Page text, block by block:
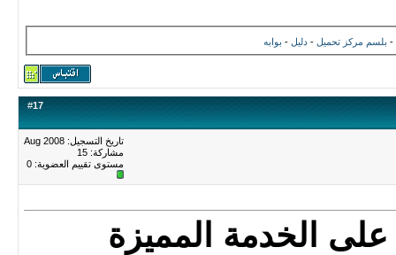
- بلسم مركز تحميل -دليل- بوابه
#17
تاريخ التسجيل: Aug 2008
مشاركة: 15
مستوى تقييم العضوية: 0
الخدمة المميزة